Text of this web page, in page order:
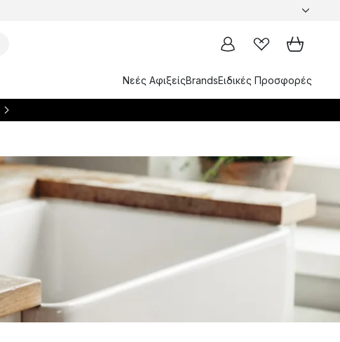
Νεές ΑφιξείςBrandsΕιδικές Προσφορές